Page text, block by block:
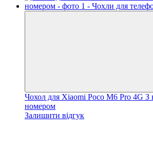
Чохол для Xiaomi Poco M6 Pro 4G З
номером
Залишити відгук